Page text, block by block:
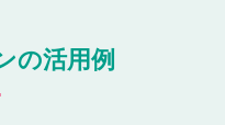
の活用例